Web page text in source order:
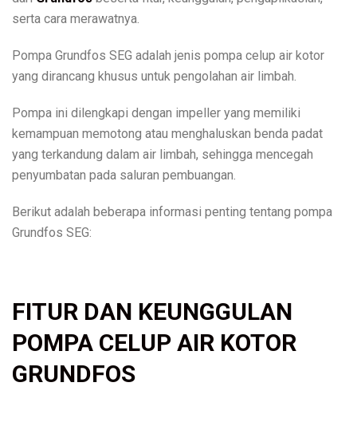
serta cara merawatnya.
Pompa Grundfos SEG adalah jenis pompa celup air kotor
yang dirancang khusus untuk pengolahan air limbah.
Pompa ini dilengkapi dengan impeller yang memiliki
kemampuan memotong atau menghaluskan benda padat
yang terkandung dalam air limbah, sehingga mencegah
penyumbatan pada saluran pembuangan.
Berikut adalah beberapa informasi penting tentang pompa
Grundfos SEG:
FITUR DAN KEUNGGULAN
POMPA CELUP AIR KOTOR
GRUNDFOS